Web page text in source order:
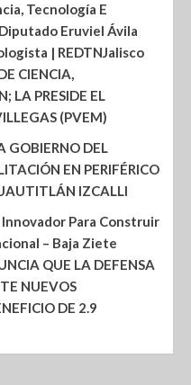
Tecnología E
Eruviel Ávila
| REDTNJalisco
CIENCIA,
LA PRESIDE EL
(PVEM)
GOBIERNO DEL
EN PERIFÉRICO
IZCALLI
Para Construir
– Baja Ziete
QUE LA DEFENSA
NUEVOS
DE 2.9